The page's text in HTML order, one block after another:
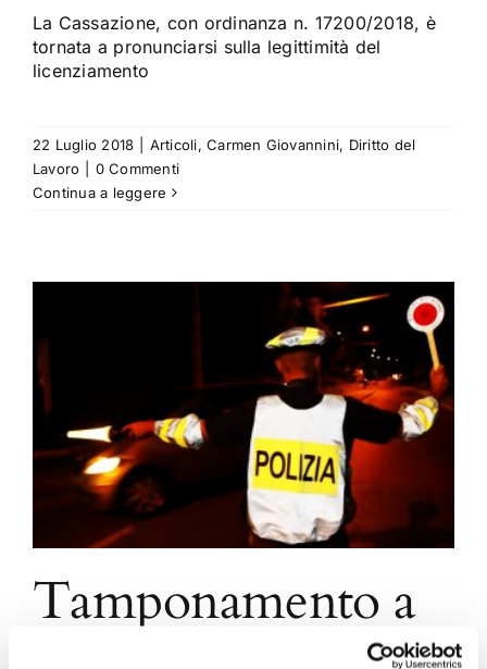
La Cassazione, con ordinanza n. 17200/2018, è
tornata a pronunciarsi sulla legittimità del
licenziamento
22 Luglio 2018 Articoli,Carmen Giovannini, Diritto del
Lavoro
0 Commenti
Continua a leggere
Tamponamento a